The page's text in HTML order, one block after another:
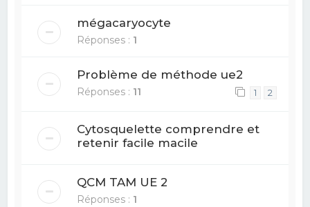
mégacaryocyte
Réponses : 1
Problème de méthode ue2
Réponses : 11 1 2
Cytosquelette comprendre et
retenir facile macile
QCM TAM UE 2
Réponses : 1